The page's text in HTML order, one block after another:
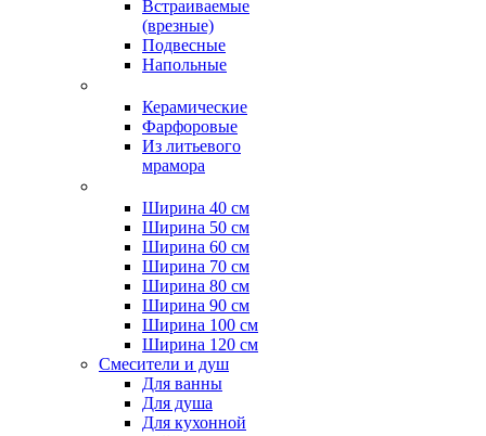
Встраиваемые
(врезные)
Подвесные
Напольные
Керамические
Фарфоровые
Из литьевого
мрамора
Ширина 40 см
Ширина 50 см
Ширина 60 см
Ширина 70 см
Ширина 80 см
Ширина 90 см
Ширина 100 см
Ширина 120 см
Смесители и душ
Для ванны
Для душа
Для кухонной